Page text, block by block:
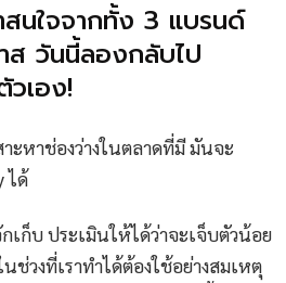
นใจจากทั้ง 3 แบรนด์
วันนี้ลองกลับไป
วเอง!
าะหาช่องว่างในตลาดที่มี มันจะ
ได้
เก็บ ประเมินให้ได้ว่าจะเจ็บตัวน้อย
ช่วงที่เราทำได้ต้องใช้อย่างสมเหตุ